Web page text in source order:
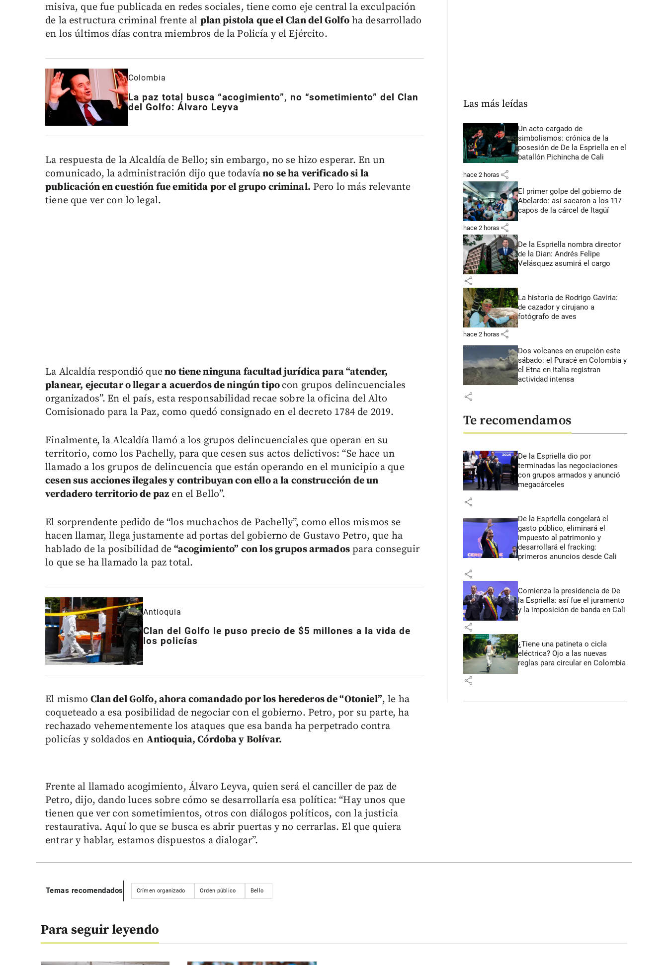
misiva, que fue publicada en redes sociales, tiene como eje central la exculpación
de la estructura criminal frente al plan pistola que el Clan del Golfoha desarrollado
en los últimos días contra miembros de la Policía y el Ejército.
Colombia
La paz total busca “acogimiento”, no “sometimiento” del Clan
del Golfo: Álvaro Leyva
La respuesta de la Alcaldía de Bello; sin embargo, no se hizo esperar. En un
comunicado, la administración dijo que todavíano se ha verificado si la
publicación en cuestión fue emitida por el grupo criminal. Pero lo más relevante
tiene que ver con lo legal.
La Alcaldía respondió queno tiene ninguna facultad jurídica para “atender,
planear, ejecutar o llegar a acuerdos de ningún tipocon grupos delincuenciales
organizados”. En el país, esta responsabilidad recae sobre la oficina del Alto
Comisionado para la Paz, como quedó consignado en el decreto 1784 de 2019.
Finalmente, la Alcaldía llamó a los grupos delincuenciales que operan en su
territorio, como los Pachelly, para que cesen sus actos delictivos: “Se hace un
llamado a los grupos de delincuencia que están operando en el municipio a que
cesen sus acciones ilegales y contribuyan con ello a la construcción de un
verdadero territorio de paz en el Bello”.
El sorprendente pedido de “los muchachos de Pachelly”, como ellos mismos se
hacen llamar, llega justamente ad portas del gobierno de Gustavo Petro, que ha
hablado de la posibilidad de “acogimiento” con los grupos armadospara conseguir
lo que se ha llamado la paz total.
Antioquia
Clan del Golfo le puso precio de $5 millones a la vida de
los policías
El mismo Clan del Golfo, ahora comandado por los herederos de “Otoniel”, le ha
coqueteado a esa posibilidad de negociar con el gobierno. Petro, por su parte, ha
rechazado vehementemente los ataques que esa banda ha perpetrado contra
policías y soldados en Antioquia, Córdoba y Bolívar.
Frente al llamado acogimiento, Álvaro Leyva, quien será el canciller de paz de
Petro, dijo, dando luces sobre cómo se desarrollaría esa política: “Hay unos que
tienen que ver con sometimientos, otros con diálogos políticos, con la justicia
restaurativa. Aquí lo que se busca es abrir puertas y no cerrarlas. El que quiera
entrar y hablar, estamos dispuestos a dialogar”.
Las más leídas
Un acto cargado de
simbolismos: crónica de la
posesión de De la Espriella en el
batallón Pichincha de Cali
hace 2 horas share
El primer golpe del gobierno de
Abelardo: así sacaron a los 117
capos de la cárcel de Itagüí
hace 2 horas share
De la Espriella nombra director
de la Dian: Andrés Felipe
Velásquez asumirá el cargo
share
La historia de Rodrigo Gaviria:
de cazador y cirujano a
fotógrafo de aves
hace 2 horas share
Dos volcanes en erupción este
sábado: el Puracé en Colombia y
el Etna en Italia registran
actividad intensa
share
Te recomendamos
De la Espriella dio por
terminadas las negociaciones
con grupos armados y anunció
megacárceles
share
De la Espriella congelará el
gasto público, eliminará el
impuesto al patrimonio y
desarrollará el fracking:
primeros anuncios desde Cali
share
Comienza la presidencia de De
la Espriella: así fue el juramento
y la imposición de banda en Cali
share
¿Tiene una patineta o cicla
eléctrica? Ojo a las nuevas
reglas para circular en Colombia
share
Temas recomendados Crímen organizado Orden público Bello
Para seguir leyendo